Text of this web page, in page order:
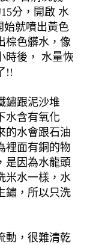
分，開啟 水
始就噴出黃色
棕色髒水，像
時後， 水量恢
!!
鏽跟泥沙堆
水含有氧化
的水會跟石油
裡面有銅的物
是因為水龍頭
米水一樣，水
鏽，所以只洗
動，很難清乾